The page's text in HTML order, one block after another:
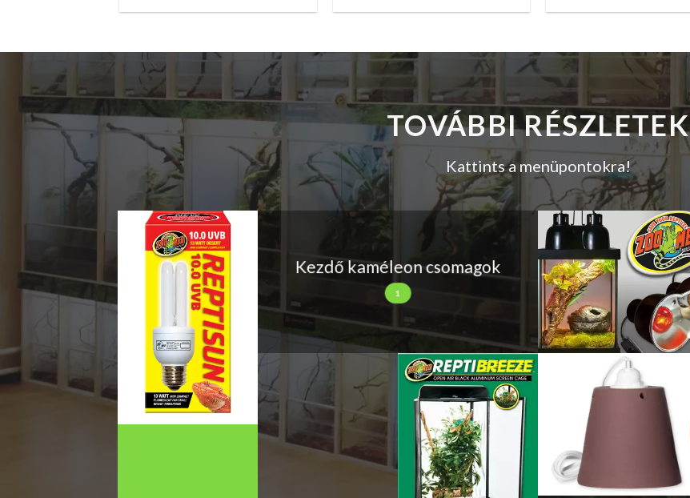
TOVÁBBI RÉSZLETEK
Kattints a menüpontokra!
Kezdő kaméleon csomagok
1